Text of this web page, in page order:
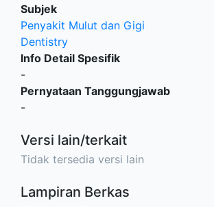
Subjek
Penyakit Mulut dan Gigi
Dentistry
Info Detail Spesifik
-
Pernyataan Tanggungjawab
-
Versi lain/terkait
Tidak tersedia versi lain
Lampiran Berkas